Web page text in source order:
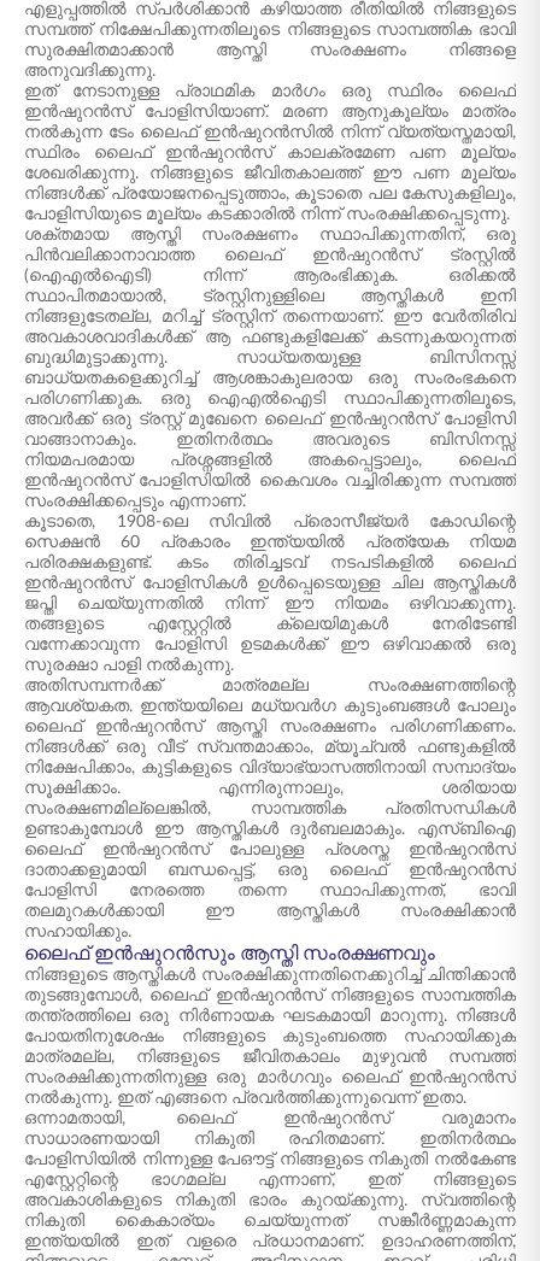
എളുപ്പത്തിൽ സ്പർശിക്കാൻ കഴിയാത്ത രീതിയിൽ നിങ്ങളുടെ
സമ്പത്ത് നിക്ഷേപിക്കുന്നതിലൂടെ നിങ്ങളുടെ സാമ്പത്തിക ഭാവി
സുരക്ഷിതമാക്കാൻ ആസ്തി സംരക്ഷണം നിങ്ങളെ
അനുവദിക്കുന്നു.
ഇത് നേടാനുള്ള പ്രാഥമിക മാർഗം ഒരു സ്ഥിരം ലൈഫ്
ഇൻഷുറൻസ് പോളിസിയാണ്. മരണ ആനുകൂല്യം മാത്രം
നൽകുന്ന ടേം ലൈഫ് ഇൻഷുറൻസിൽ നിന്ന് വ്യത്യസ്തമായി,
സ്ഥിരം ലൈഫ് ഇൻഷുറൻസ് കാലക്രമേണ പണ മൂല്യം
ശേഖരിക്കുന്നു. നിങ്ങളുടെ ജീവിതകാലത്ത് ഈ പണ മൂല്യം
നിങ്ങൾക്ക് പ്രയോജനപ്പെടുത്താം, കൂടാതെ പല കേസുകളിലും,
പോളിസിയുടെ മൂല്യം കടക്കാരിൽ നിന്ന് സംരക്ഷിക്കപ്പെടുന്നു.
ശക്തമായ ആസ്തി സംരക്ഷണം സ്ഥാപിക്കുന്നതിന്, ഒരു
പിൻവലിക്കാനാവാത്ത ലൈഫ് ഇൻഷുറൻസ് ട്രസ്റ്റിൽ
(ഐഎൽഐടി) നിന്ന് ആരംഭിക്കുക. ഒരിക്കൽ
സ്ഥാപിതമായാൽ, ട്രസ്റ്റിനുള്ളിലെ ആസ്തികൾ ഇനി
നിങ്ങളുടേതല്ല, മറിച്ച് ട്രസ്റ്റിന് തന്നെയാണ്. ഈ വേർതിരിവ്
അവകാശവാദികൾക്ക് ആ ഫണ്ടുകളിലേക്ക് കടന്നുകയറുന്നത്
ബുദ്ധിമുട്ടാക്കുന്നു. സാധ്യതയുള്ള ബിസിനസ്സ്
ബാധ്യതകളെക്കുറിച്ച് ആശങ്കാകുലരായ ഒരു സംരംഭകനെ
പരിഗണിക്കുക. ഒരു ഐഎൽഐടി സ്ഥാപിക്കുന്നതിലൂടെ,
അവർക്ക് ഒരു ട്രസ്റ്റ് മുഖേനെ ലൈഫ് ഇൻഷുറൻസ് പോളിസി
വാങ്ങാനാകും. ഇതിനർത്ഥം അവരുടെ ബിസിനസ്സ്
നിയമപരമായ പ്രശ്നങ്ങളിൽ അകപ്പെട്ടാലും, ലൈഫ്
ഇൻഷുറൻസ് പോളിസിയിൽ കൈവശം വച്ചിരിക്കുന്ന സമ്പത്ത്
സംരക്ഷിക്കപ്പെടും എന്നാണ്.
കൂടാതെ, 1908-ലെ സിവിൽ പ്രൊസീജ്യർ കോഡിന്റെ
സെക്ഷൻ 60 പ്രകാരം ഇന്ത്യയിൽ പ്രത്യേക നിയമ
പരിരക്ഷകളുണ്ട്. കടം തിരിച്ചടവ് നടപടികളിൽ ലൈഫ്
ഇൻഷുറൻസ് പോളിസികൾ ഉൾപ്പെടെയുള്ള ചില ആസ്തികൾ
ജപ്തി ചെയ്യുന്നതിൽ നിന്ന് ഈ നിയമം ഒഴിവാക്കുന്നു.
തങ്ങളുടെ എസ്റ്റേറ്റിൽ ക്ലെയിമുകൾ നേരിടേണ്ടി
വന്നേക്കാവുന്ന പോളിസി ഉടമകൾക്ക് ഈ ഒഴിവാക്കൽ ഒരു
സുരക്ഷാ പാളി നൽകുന്നു.
അതിസമ്പന്നർക്ക് മാത്രമല്ല സംരക്ഷണത്തിന്റെ
ആവശ്യകത. ഇന്ത്യയിലെ മധ്യവർഗ കുടുംബങ്ങൾ പോലും
ലൈഫ് ഇൻഷുറൻസ് ആസ്തി സംരക്ഷണം പരിഗണിക്കണം.
നിങ്ങൾക്ക് ഒരു വീട് സ്വന്തമാക്കാം, മ്യൂച്വൽ ഫണ്ടുകളിൽ
നിക്ഷേപിക്കാം, കുട്ടികളുടെ വിദ്യാഭ്യാസത്തിനായി സമ്പാദ്യം
സൂക്ഷിക്കാം. എന്നിരുന്നാലും, ശരിയായ
സംരക്ഷണമില്ലെങ്കിൽ, സാമ്പത്തിക പ്രതിസന്ധികൾ
ഉണ്ടാകുമ്പോൾ ഈ ആസ്തികൾ ദുർബലമാകും. എസ്‌ബി‌ഐ
ലൈഫ് ഇൻഷുറൻസ് പോലുള്ള പ്രശസ്ത ഇൻഷുറൻസ്
ദാതാക്കളുമായി ബന്ധപ്പെട്ട്, ഒരു ലൈഫ് ഇൻഷുറൻസ്
പോളിസി നേരത്തെ തന്നെ സ്ഥാപിക്കുന്നത്, ഭാവി
തലമുറകൾക്കായി ഈ ആസ്തികൾ സംരക്ഷിക്കാൻ
സഹായിക്കും.
ലൈഫ് ഇൻഷുറൻസും ആസ്തി സംരക്ഷണവും
നിങ്ങളുടെ ആസ്തികൾ സംരക്ഷിക്കുന്നതിനെക്കുറിച്ച് ചിന്തിക്കാൻ
തുടങ്ങുമ്പോൾ, ലൈഫ് ഇൻഷുറൻസ് നിങ്ങളുടെ സാമ്പത്തിക
തന്ത്രത്തിലെ ഒരു നിർണായക ഘടകമായി മാറുന്നു. നിങ്ങൾ
പോയതിനുശേഷം നിങ്ങളുടെ കുടുംബത്തെ സഹായിക്കുക
മാത്രമല്ല, നിങ്ങളുടെ ജീവിതകാലം മുഴുവൻ സമ്പത്ത്
സംരക്ഷിക്കുന്നതിനുള്ള ഒരു മാർഗവും ലൈഫ് ഇൻഷുറൻസ്
നൽകുന്നു. ഇത് എങ്ങനെ പ്രവർത്തിക്കുന്നുവെന്ന് ഇതാ.
ഒന്നാമതായി, ലൈഫ് ഇൻഷുറൻസ് വരുമാനം
സാധാരണയായി നികുതി രഹിതമാണ്. ഇതിനർത്ഥം
പോളിസിയിൽ നിന്നുള്ള പേഔട്ട് നിങ്ങളുടെ നികുതി നൽകേണ്ട
എസ്റ്റേറ്റിന്റെ ഭാഗമല്ല എന്നാണ്, ഇത് നിങ്ങളുടെ
അവകാശികളുടെ നികുതി ഭാരം കുറയ്ക്കുന്നു. സ്വത്തിന്റെ
നികുതി കൈകാര്യം ചെയ്യുന്നത് സങ്കീർണ്ണമാകുന്ന
ഇന്ത്യയിൽ ഇത് വളരെ പ്രധാനമാണ്. ഉദാഹരണത്തിന്,